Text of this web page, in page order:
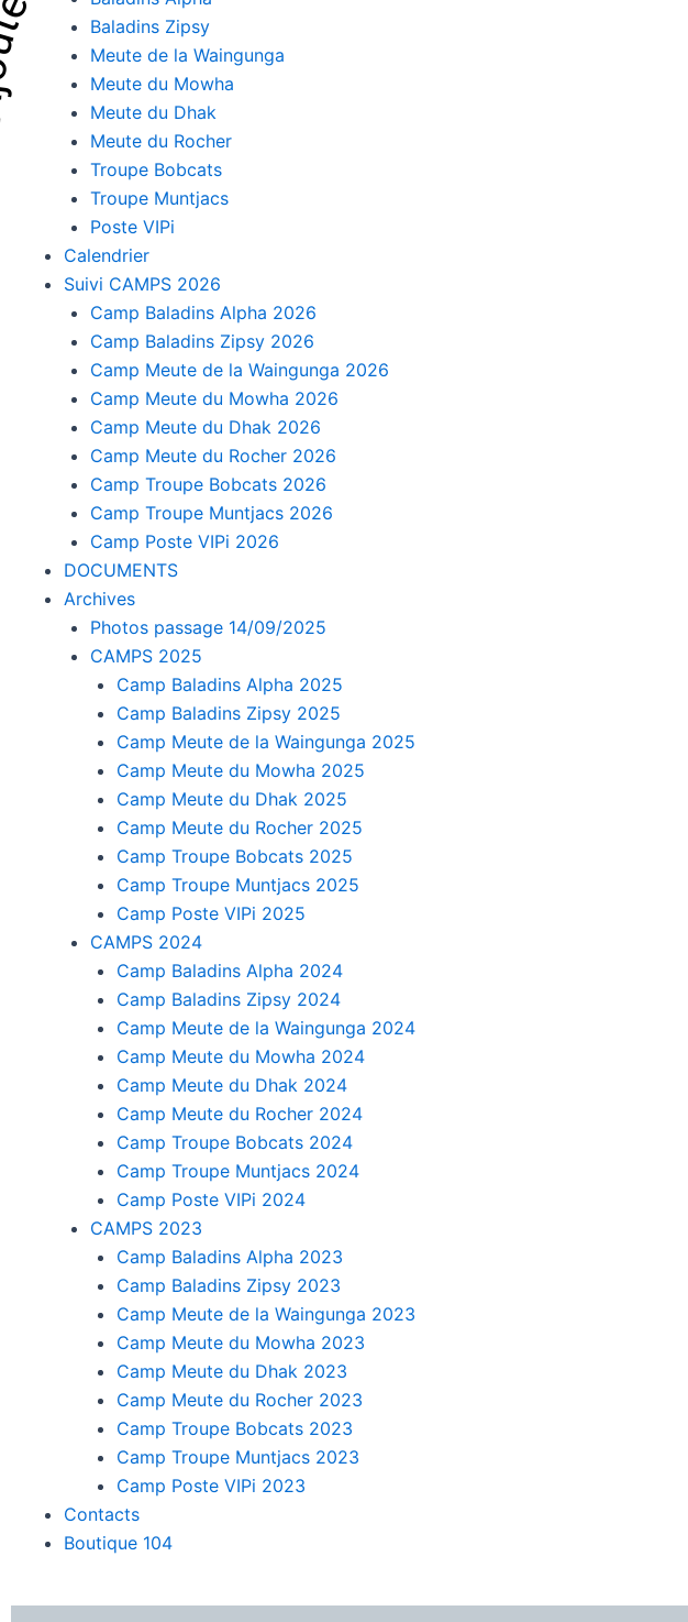
Baladins Zipsy
Meute de la Waingunga
Meute du Mowha
Meute du Dhak
Meute du Rocher
Troupe Bobcats
Troupe Muntjacs
Poste VIPi
Calendrier
Suivi CAMPS 2026
Camp Baladins Alpha 2026
Camp Baladins Zipsy 2026
Camp Meute de la Waingunga 2026
Camp Meute du Mowha 2026
Camp Meute du Dhak 2026
Camp Meute du Rocher 2026
Camp Troupe Bobcats 2026
Camp Troupe Muntjacs 2026
Camp Poste VIPi 2026
DOCUMENTS
Archives
Photos passage 14/09/2025
CAMPS 2025
Camp Baladins Alpha 2025
Camp Baladins Zipsy 2025
Camp Meute de la Waingunga 2025
Camp Meute du Mowha 2025
Camp Meute du Dhak 2025
Camp Meute du Rocher 2025
Camp Troupe Bobcats 2025
Camp Troupe Muntjacs 2025
Camp Poste VIPi 2025
CAMPS 2024
Camp Baladins Alpha 2024
Camp Baladins Zipsy 2024
Camp Meute de la Waingunga 2024
Camp Meute du Mowha 2024
Camp Meute du Dhak 2024
Camp Meute du Rocher 2024
Camp Troupe Bobcats 2024
Camp Troupe Muntjacs 2024
Camp Poste VIPi 2024
CAMPS 2023
Camp Baladins Alpha 2023
Camp Baladins Zipsy 2023
Camp Meute de la Waingunga 2023
Camp Meute du Mowha 2023
Camp Meute du Dhak 2023
Camp Meute du Rocher 2023
Camp Troupe Bobcats 2023
Camp Troupe Muntjacs 2023
Camp Poste VIPi 2023
Contacts
Boutique 104